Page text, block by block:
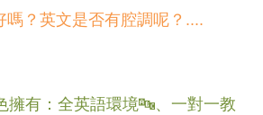
？英文是否有腔調呢？....
擁有：全英語環境🔤、一對一教